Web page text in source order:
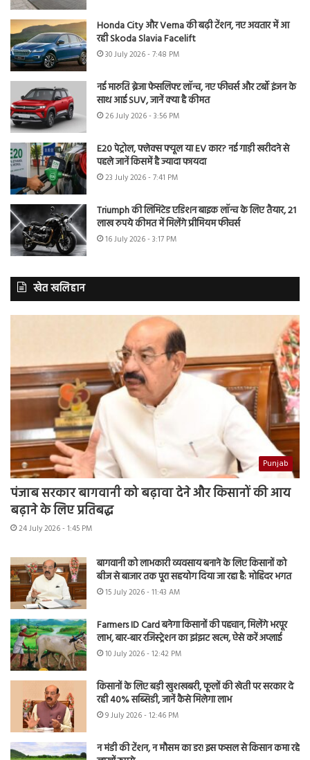
Honda City और Verna की बढ़ी टेंशन, नए अवतार में आ
रही Skoda Slavia Facelift
30 July 2026 - 7:48 PM
नई मारुति ब्रेजा फेसलिफ्ट लॉन्च, नए फीचर्स और टर्बो इंजन के
साथ आई SUV, जानें क्या है कीमत
26 July 2026 - 3:56 PM
E20 पेट्रोल, फ्लेक्स फ्यूल या EV कार? नई गाड़ी खरीदने से
पहले जानें किसमें है ज्यादा फायदा
23 July 2026 - 7:41 PM
Triumph की लिमिटेड एडिशन बाइक लॉन्च के लिए तैयार, 21
लाख रुपये कीमत में मिलेंगे प्रीमियम फीचर्स
16 July 2026 - 3:17 PM
खेत खलिहान
Punjab
पंजाब सरकार बागवानी को बढ़ावा देने और किसानों की आय
बढ़ाने के लिए प्रतिबद्ध
24 July 2026 - 1:45 PM
बागवानी को लाभकारी व्यवसाय बनाने के लिए किसानों को
बीज से बाजार तक पूरा सहयोग दिया जा रहा है: मोहिंदर भगत
15 July 2026 - 11:43 AM
Farmers ID Card बनेगा किसानों की पहचान, मिलेंगे भरपूर
लाभ, बार-बार रजिस्ट्रेशन का झंझट खत्म, ऐसे करें अप्लाई
10 July 2026 - 12:42 PM
किसानों के लिए बड़ी खुशखबरी, फूलों की खेती पर सरकार दे
रही 40% सब्सिडी, जानें कैसे मिलेगा लाभ
9 July 2026 - 12:46 PM
न मंडी की टेंशन, न मौसम का डर! इस फसल से किसान कमा रहे